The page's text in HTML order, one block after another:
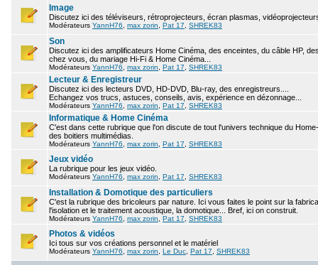
Image
Discutez ici des téléviseurs, rétroprojecteurs, écran plasmas,
Modérateurs YannH76 max zorin Pat 17 SHREK83
Son
Discutez ici des amplificateurs Home Cinéma, des enceintes, du câble HP,
chez vous, du mariage Hi-Fi & Home Cinéma...
Modérateurs YannH76 max zorin Pat 17 SHREK83
Lecteur & Enregistreur
Discutez ici des lecteurs DVD, HD-DVD, Blu-ray, des enregistreurs....
Echangez vos trucs, astuces, conseils, avis, expérience en dézonnage...
Modérateurs YannH76 max zorin Pat 17 SHREK83
Informatique & Home Cinéma
C'est dans cette rubrique que l'on discute de tout l'univers technique du
des boitiers multimédias.
Modérateurs YannH76 max zorin Pat 17 SHREK83
Jeux vidéo
La rubrique pour les jeux vidéo.
Modérateurs YannH76 max zorin Pat 17 SHREK83
Installation & Domotique des particuliers
C'est la rubrique des bricoleurs par nature. Ici vous faites le point sur la
l'isolation et le traitement acoustique, la domotique... Bref, ici on construit.
Modérateurs YannH76 max zorin Pat 17 SHREK83
Photos & vidéos
Ici tous sur vos créations personnel et le matériel
Modérateurs YannH76 max zorin Le Duc Pat 17 SHREK83